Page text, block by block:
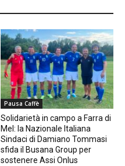
Pausa Caffè
Solidarietà in campo a Farra di
Mel: la Nazionale Italiana
Sindaci di Damiano Tommasi
sfida il Busana Group per
sostenere Assi Onlus